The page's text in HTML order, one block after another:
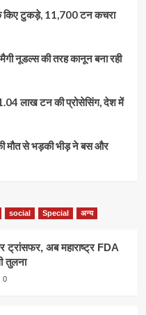
किए टुकड़े, 11,700 टन कचरा
नूडल्स की तरह कानून बना रही
लाख टन की प्रोसेसिंग, देश में
मौत से भड़की भीड़ ने बस और
social Special अन्य
ट्रांसफर, अब महाराष्ट्र FDA
तुलना
0